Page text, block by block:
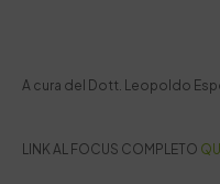
A cura del Dott. Leopoldo
LINK AL FOCUS COMPLETO QUI